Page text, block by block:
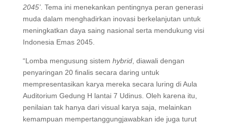
2045’. Tema ini menekankan pentingnya peran generasi
muda dalam menghadirkan inovasi berkelanjutan untuk
meningkatkan daya saing nasional serta mendukung visi
Indonesia Emas 2045.
“Lomba mengusung sistem hybrid, diawali dengan
penyaringan 20 finalis secara daring untuk
mempresentasikan karya mereka secara luring di Aula
Auditorium Gedung H lantai 7 Udinus. Oleh karena itu,
penilaian tak hanya dari visual karya saja, melainkan
kemampuan mempertanggungjawabkan ide juga turut